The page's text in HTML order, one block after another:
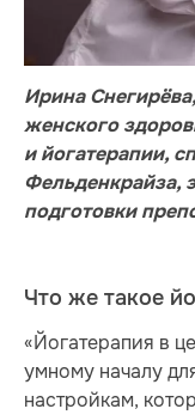
Ирина
женского
и йогатерапии,
Фельденкрайза,
подготовки
Что же такое
«Йогатерапия в
умному началу
настройкам,